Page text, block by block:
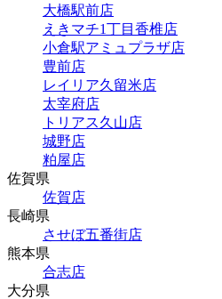
大橋駅前店
えきマチ1丁目香椎店
小倉駅アミュプラザ店
豊前店
レイリア久留米店
太宰府店
トリアス久山店
城野店
粕屋店
佐賀県
佐賀店
長崎県
させぼ五番街店
熊本県
合志店
大分県